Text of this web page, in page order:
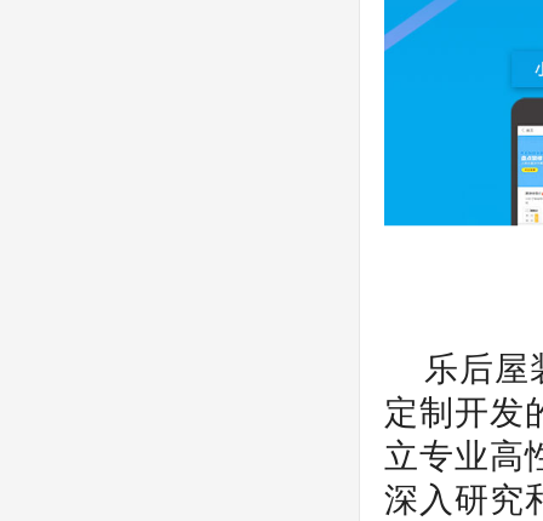
乐后屋
定制开发
立专业高
深入研究